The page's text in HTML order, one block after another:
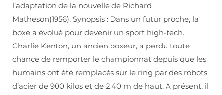
l’adaptation de la nouvelle de Richard
Matheson(1956). Synopsis : Dans un futur proche, la
boxe a évolué pour devenir un sport high-tech.
Charlie Kenton, un ancien boxeur, a perdu toute
chance de remporter le championnat depuis que les
humains ont été remplacés sur le ring par des robots
d’acier de 900 kilos et de 2,40 m de haut. A présent, il